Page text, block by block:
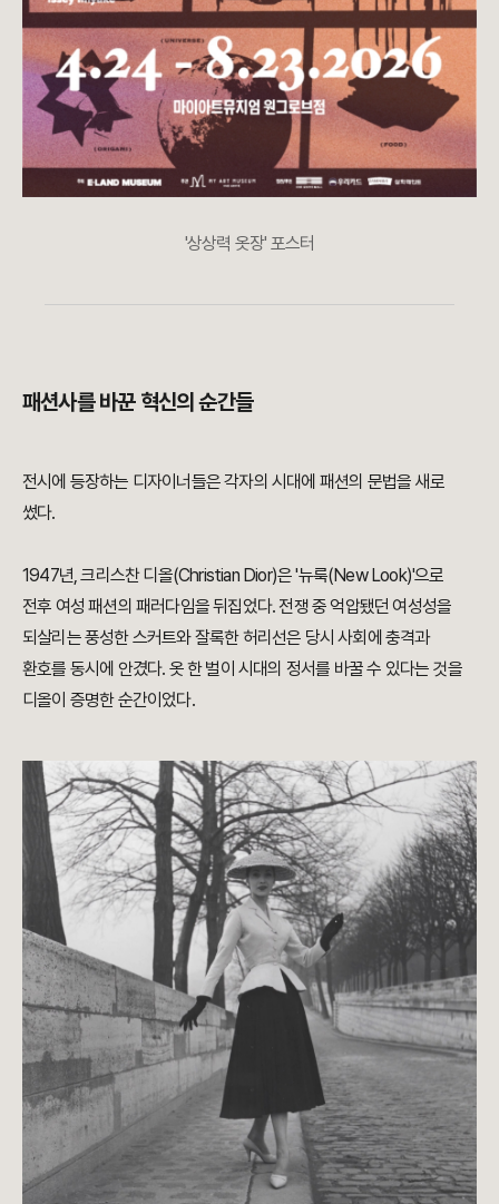
'상상력 옷장' 포스터
패션사를 바꾼 혁신의 순간들
전시에 등장하는 디자이너들은 각자의 시대에 패션의 문법을 새로
썼다.
1947년, 크리스찬 디올(Christian Dior)은 '뉴룩(New Look)'으로
전후 여성 패션의 패러다임을 뒤집었다. 전쟁 중 억압됐던 여성성을
되살리는 풍성한 스커트와 잘록한 허리선은 당시 사회에 충격과
환호를 동시에 안겼다. 옷 한 벌이 시대의 정서를 바꿀 수 있다는 것을
디올이 증명한 순간이었다.